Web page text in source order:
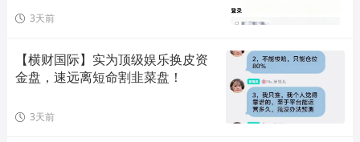
3天前
【横财国际】实为顶级娱乐换皮资
金盘，速远离短命割韭菜盘！
3天前